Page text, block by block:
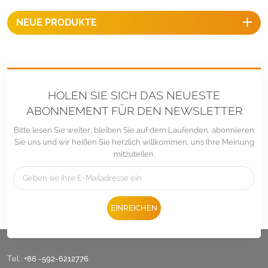
einfach, den Rahmen des
Paneels zu befestigen, und
das zu wettbewerbsfähigen
NEUE PRODUKTE
HOLEN SIE SICH DAS NEUESTE
ABONNEMENT FÜR DEN NEWSLETTER
Bitte lesen Sie weiter, bleiben Sie auf dem Laufenden, abonnieren
Sie uns und wir heißen Sie herzlich willkommen, uns Ihre Meinung
mitzuteilen.
EINREICHEN
Tel : +86 -592-6212776